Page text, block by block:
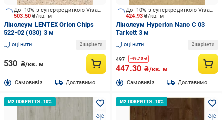
503.50₴/кв. м
До -10% з суперкредиткою Visa Вигода
Лінолеум LENTEX Orion Chips
522-02 (030) 3 м
оцінити 2 варіанти
530 ₴/кв. м
Cамовивіз Доставимо
424.93₴/кв. м
До -10% з суперкредиткою Visa Вигода
Лінолеум Hyperion Nano C 03
Tarkett 3 м
оцінити 2 варіанти
497 -49.70₴
447.30 ₴/кв. м
Cамовивіз Доставимо